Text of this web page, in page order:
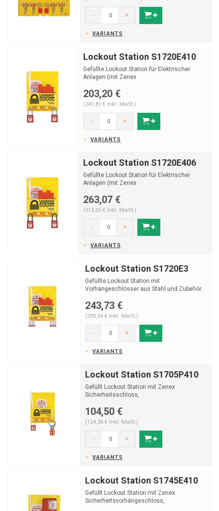
- +
VARIANTS
Lockout Station S1720E410
Gefüllte Lockout Station für Elektrischer
Anlagen (mit Zenex
203,20 €
(241,81 € Inkl. MwSt.)
- +
VARIANTS
Lockout Station S1720E406
Gefüllte Lockout Station für Elektrischer
Anlagen (mit Zenex
263,07 €
(313,05 € Inkl. MwSt.)
- +
VARIANTS
Lockout Station S1720E3
Gefüllte Lockout Station mit
Vorhängeschlösser aus Stahl und Zubehör.
243,73 €
(290,04 € Inkl. MwSt.)
- +
VARIANTS
Lockout Station S1705P410
Gefüllt Lockout Station mit Zenex
Sicherheitsschloss,
104,50 €
(124,36 € Inkl. MwSt.)
- +
VARIANTS
Lockout Station S1745E410
Gefüllt Lockout Station mit Zenex
Sicherheitsvorhängeschloss,